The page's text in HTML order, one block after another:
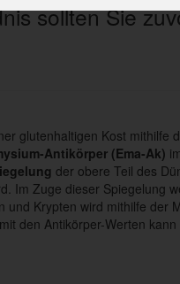
sollten Sie
glutenhaltigen Kost mithilfe
Antikörper (Ema-Ak)
der obere Teil des
Im Zuge dieser Spiegelung
Krypten wird mithilfe der
den Antikörper-Werten